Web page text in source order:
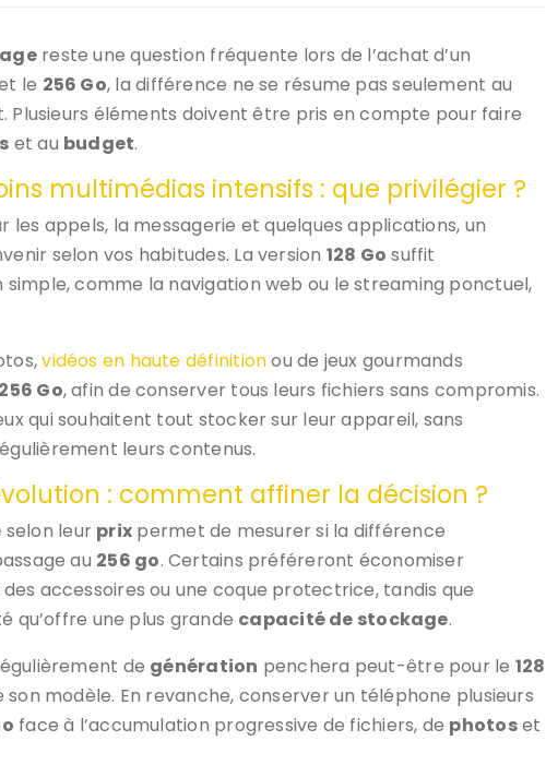
reste une question fréquente lors de l’achat d’un
le 256 Go, la différence ne se résume pas seulement au
Plusieurs éléments doivent être pris en compte pour faire
et au budget.
multimédias intensifs : que privilégier ?
les appels, la messagerie et quelques applications, un
selon vos habitudes. La version 128 Go suffit
comme la navigation web ou le streaming ponctuel,
vidéos en haute définitionou de jeux gourmands
256 Go, afin de conserver tous leurs fichiers sans compromis.
qui souhaitent tout stocker sur leur appareil, sans
leurs contenus.
: comment affiner la décision ?
selon leur prix permet de mesurer si la différence
au 256 go. Certains préféreront économiser
accessoires ou une coque protectrice, tandis que
qu’offre une plus grande capacité de stockage.
de génération penchera peut-être pour le 128
son modèle. En revanche, conserver un téléphone plusieurs
face à l’accumulation progressive de fichiers, de photoset